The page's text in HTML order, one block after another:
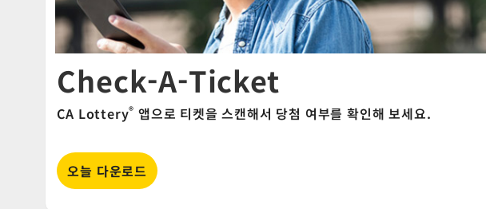
Check-A-Ticket
CA Lottery® 앱으로 티켓을 스캔해서 당첨 여부를 확인해 보세요.
오늘 다운로드